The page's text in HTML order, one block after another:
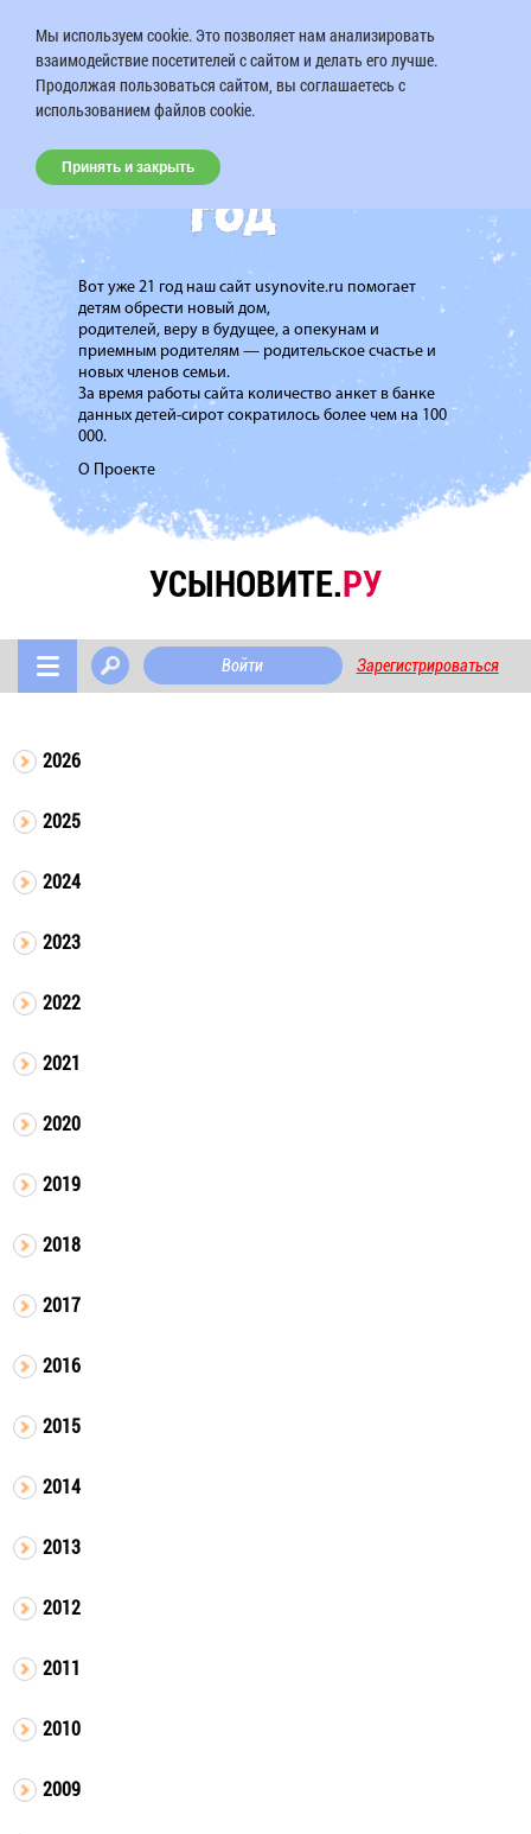
Вот уже 21 год наш сайт usynovite.ru помогает
детям обрести новый дом,
родителей, веру в будущее, а опекунам и
приемным родителям — родительское счастье и
новых членов семьи.
За время работы сайта количество анкет в банке
данных детей-сирот сократилось более чем на 100
000.
О Проекте
УСЫНОВИТЕ.РУ
Войти Зарегистрироваться
2026
2025
2024
2023
2022
2021
2020
2019
2018
2017
2016
2015
2014
2013
2012
2011
2010
2009
Мы используем cookie. Это позволяет нам анализировать
взаимодействие посетителей с сайтом и делать его лучше.
Продолжая пользоваться сайтом, вы соглашаетесь с
использованием файлов cookie.
Принять и закрыть